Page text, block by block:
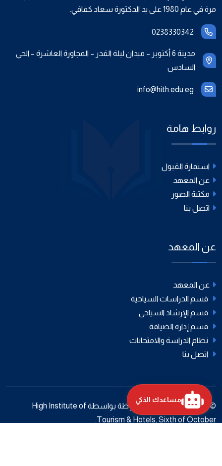
مساعدك الذكي
مرة في عام 1980 على يد الدكتورة سعاد كفافي.
0238330342
مدينة 6 أكتوبر – ميدان ليلة القدر – المجاورة العاشرة – الحي
السادس
info@hith.edu.eg
روابط هامة
استمارة القبول
عن المعهد
مكتبة الصور
اتصل بنا
عن المعهد
عن المعهد
قسم الدراسات السياحية
قسم الإرشاد السياحي
قسم إدارة الضيافة
نظام الدراسة والامتحانات
اتصل بنا
© 2026 جميع الحقوق محفوظة بواسطة High Institute of
Tourism & Hotels, Sixth of October.